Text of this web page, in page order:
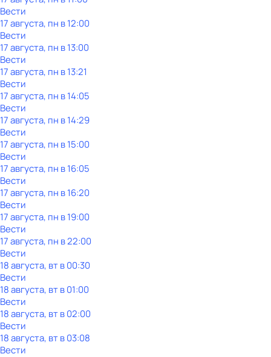
Вести
17 августа, пн в 12:00
Вести
17 августа, пн в 13:00
Вести
17 августа, пн в 13:21
Вести
17 августа, пн в 14:05
Вести
17 августа, пн в 14:29
Вести
17 августа, пн в 15:00
Вести
17 августа, пн в 16:05
Вести
17 августа, пн в 16:20
Вести
17 августа, пн в 19:00
Вести
17 августа, пн в 22:00
Вести
18 августа, вт в 00:30
Вести
18 августа, вт в 01:00
Вести
18 августа, вт в 02:00
Вести
18 августа, вт в 03:08
Вести